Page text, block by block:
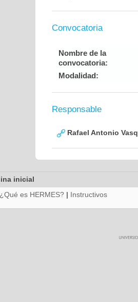
Convocatoria
Nombre de la
convocatoria:
Modalidad:
Responsable
Rafael Antonio
inicial
¿Qué es HERMES? | Instructivos